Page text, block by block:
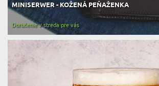
MINISERWER - KOŽENÁ PEŇAŽENKA
Doručenie v streda pre vás